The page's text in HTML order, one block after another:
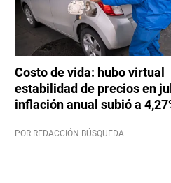
Costo de vida: hubo virtual
estabilidad de precios en
inflación anual subió a
POR REDACCIÓN BÚSQUEDA